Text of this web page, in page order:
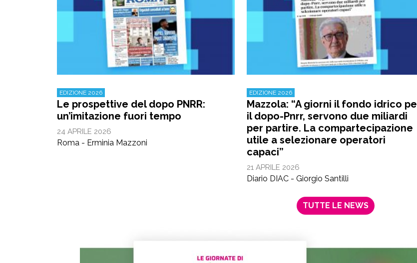
EDIZIONE 2026
Le prospettive del dopo PNRR:
un’imitazione fuori tempo
24 APRILE 2026
Roma - Erminia Mazzoni
EDIZIONE 2026
Mazzola: “A giorni il fondo idrico
il dopo-Pnrr, servono due miliardi
per partire. La compartecipazione
utile a selezionare operatori
capaci”
21 APRILE 2026
Diario DIAC - Giorgio Santilli
TUTTE LE NEWS